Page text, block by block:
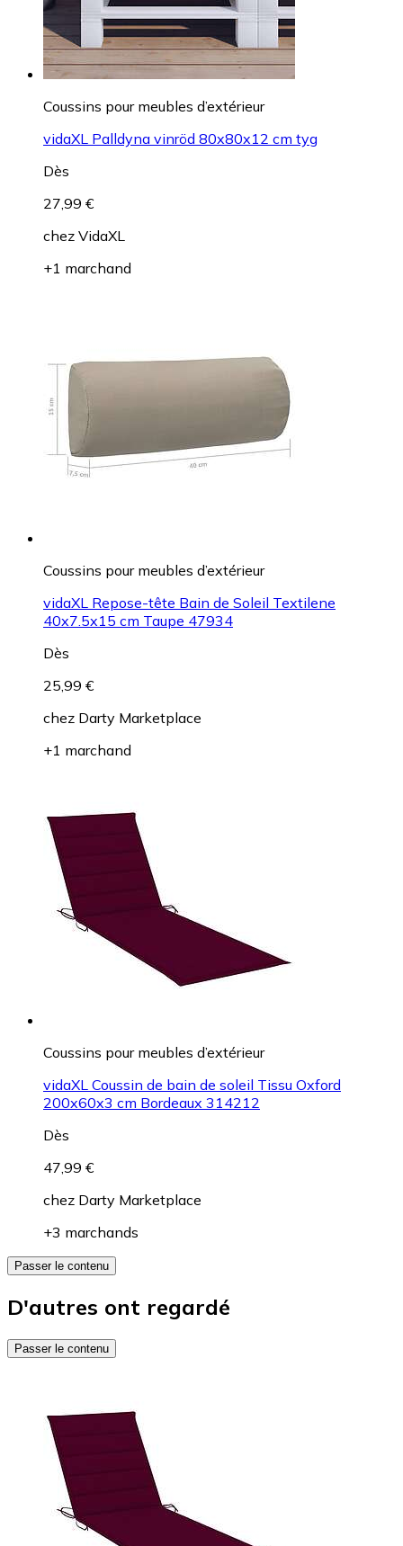
Coussins pour meubles d’extérieur
vidaXL Palldyna vinröd 80x80x12 cm tyg
Dès
27,99 €
chez VidaXL
+1 marchand
Coussins pour meubles d’extérieur
vidaXL Repose-tête Bain de Soleil Textilene
40x7.5x15 cm Taupe 47934
Dès
25,99 €
chez Darty Marketplace
+1 marchand
Coussins pour meubles d’extérieur
vidaXL Coussin de bain de soleil Tissu Oxford
200x60x3 cm Bordeaux 314212
Dès
47,99 €
chez Darty Marketplace
+3 marchands
Passer le contenu
D'autres ont regardé
Passer le contenu